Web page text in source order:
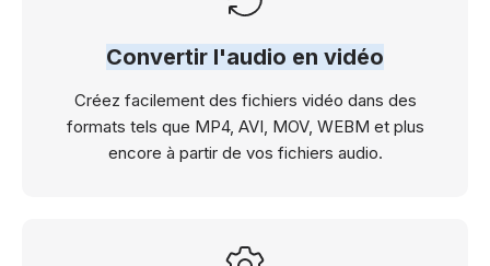
Convertir l'audio en vidéo
Créez facilement des fichiers vidéo dans des
formats tels que MP4, AVI, MOV, WEBM et plus
encore à partir de vos fichiers audio.